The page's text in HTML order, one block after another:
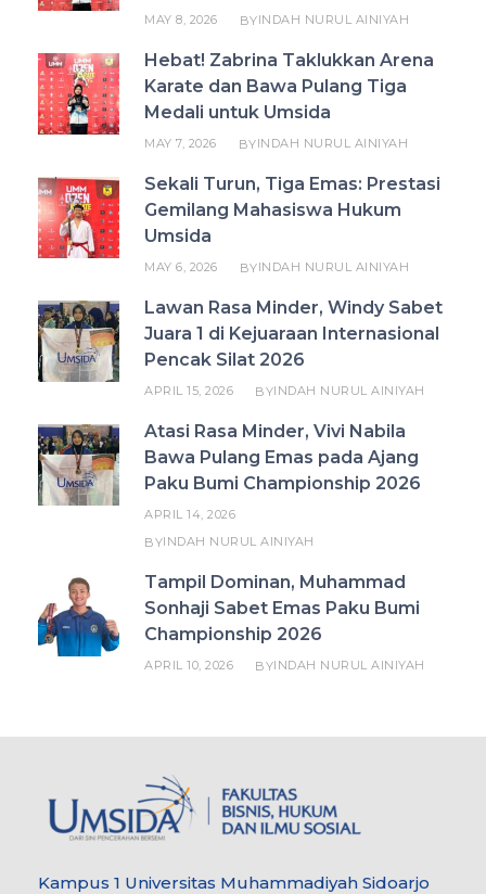
MAY 8, 2026 BYINDAH NURUL AINIYAH
Hebat! Zabrina Taklukkan Arena
Karate dan Bawa Pulang Tiga
Medali untuk Umsida
MAY 7, 2026 BYINDAH NURUL AINIYAH
Sekali Turun, Tiga Emas: Prestasi
Gemilang Mahasiswa Hukum
Umsida
MAY 6, 2026 BYINDAH NURUL AINIYAH
Lawan Rasa Minder, Windy Sabet
Juara 1 di Kejuaraan Internasional
Pencak Silat 2026
APRIL 15, 2026 BYINDAH NURUL AINIYAH
Atasi Rasa Minder, Vivi Nabila
Bawa Pulang Emas pada Ajang
Paku Bumi Championship 2026
APRIL 14, 2026
BYINDAH NURUL AINIYAH
Tampil Dominan, Muhammad
Sonhaji Sabet Emas Paku Bumi
Championship 2026
APRIL 10, 2026 BYINDAH NURUL AINIYAH
Kampus 1 Universitas Muhammadiyah Sidoarjo